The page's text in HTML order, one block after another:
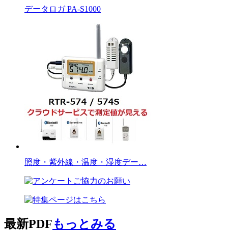
データロガ PA-S1000
照度・紫外線・温度・湿度デー…
最新PDFもっとみる